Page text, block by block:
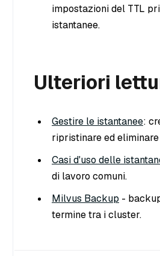
impostazioni del TTL
istantanee.
Ulteriori
Gestire le istantanee:
ripristinare ed
Casi d'uso delle
di lavoro comuni.
Milvus Backup -
termine tra i cluster.